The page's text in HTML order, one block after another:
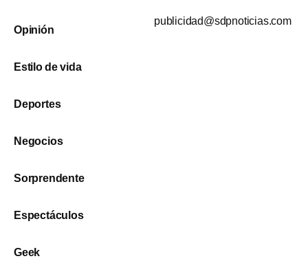
Opinión
Estilo de vida
Deportes
Negocios
Sorprendente
Espectáculos
Geek
publicidad@sdpnoticias.com